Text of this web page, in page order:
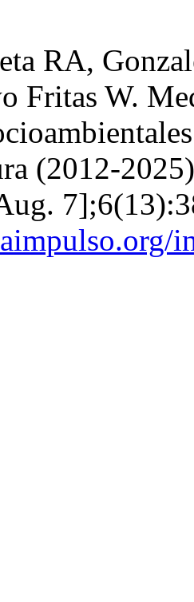
RA,
Fritas W.
(2012-